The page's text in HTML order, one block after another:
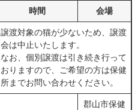
時間 会場
譲渡対象の猫が少ないため、譲渡
会は中止いたします。
なお、個別譲渡は引き続き行って
おりますので、ご希望の方は保健
所までお問い合わせください。
郡山市保健